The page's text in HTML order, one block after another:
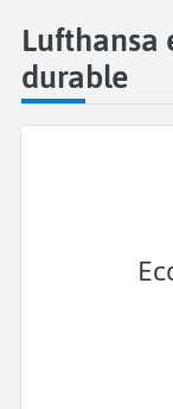
Lufthansa
durable